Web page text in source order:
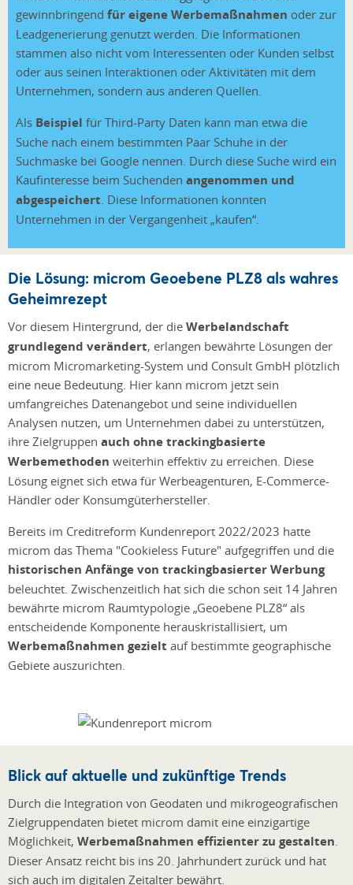
gewinnbringend für eigene Werbemaßnahmen oder zur
Leadgenerierung genutzt werden. Die Informationen
stammen also nicht vom Interessenten oder Kunden selbst
oder aus seinen Interaktionen oder Aktivitäten mit dem
Unternehmen, sondern aus anderen Quellen.
Als Beispiel für Third-Party Daten kann man etwa die
Suche nach einem bestimmten Paar Schuhe in der
Suchmaske bei Google nennen. Durch diese Suche wird ein
Kaufinteresse beim Suchenden angenommen und
abgespeichert. Diese Informationen konnten
Unternehmen in der Vergangenheit „kaufen“.
Die Lösung: microm Geoebene PLZ8 als wahres
Geheimrezept
Vor diesem Hintergrund, der die Werbelandschaft
grundlegend verändert, erlangen bewährte Lösungen der
microm Micromarketing-System und Consult GmbH plötzlich
eine neue Bedeutung. Hier kann microm jetzt sein
umfangreiches Datenangebot und seine individuellen
Analysen nutzen, um Unternehmen dabei zu unterstützen,
ihre Zielgruppen auch ohne trackingbasierte
Werbemethoden weiterhin effektiv zu erreichen. Diese
Lösung eignet sich etwa für Werbeagenturen, E-Commerce-
Händler oder Konsumgüterhersteller.
Bereits im Creditreform Kundenreport 2022/2023 hatte
microm das Thema "Cookieless Future" aufgegriffen und die
historischen Anfänge von trackingbasierter Werbung
beleuchtet. Zwischenzeitlich hat sich die schon seit 14 Jahren
bewährte microm Raumtypologie „Geoebene PLZ8“ als
entscheidende Komponente herauskristallisiert, um
Werbemaßnahmen gezielt auf bestimmte geographische
Gebiete auszurichten.
Blick auf aktuelle und zukünftige Trends
Durch die Integration von Geodaten und mikrogeografischen
Zielgruppendaten bietet microm damit eine einzigartige
Möglichkeit, Werbemaßnahmen effizienter zu gestalten
Dieser Ansatz reicht bis ins 20. Jahrhundert zurück und hat
sich auch im digitalen Zeitalter bewährt.